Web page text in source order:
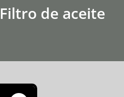
Filtro de aceite